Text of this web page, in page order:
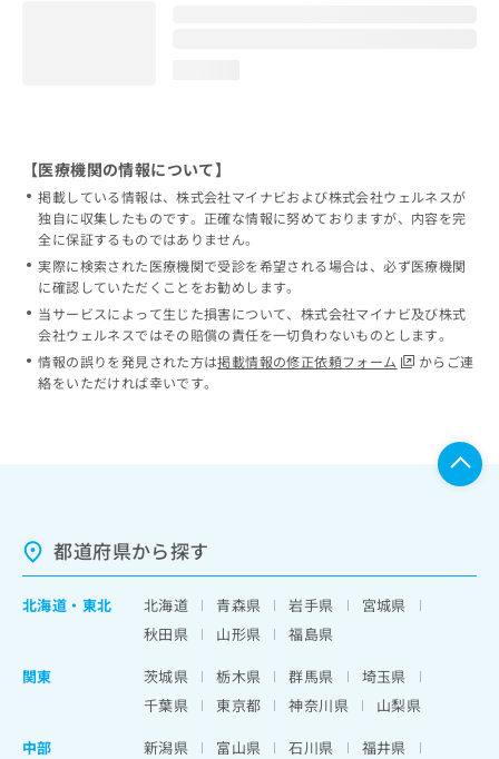
【医療機関の情報について】
掲載している情報は、株式会社マイナビおよび株式会社ウェルネスが
独自に収集したものです。正確な情報に努めておりますが、内容を完
全に保証するものではありません。
実際に検索された医療機関で受診を希望される場合は、必ず医療機関
に確認していただくことをお勧めします。
当サービスによって生じた損害について、株式会社マイナビ及び株式
会社ウェルネスではその賠償の責任を一切負わないものとします。
情報の誤りを発見された方は掲載情報の修正依頼フォーム
からご連
絡をいただければ幸いです。
都道府県から探す
北海道 ・ 東北 北海道 青森県 岩手県
宮城県
秋田県
山形県
福島県
関東
茨城県 栃木県 群馬県
埼玉県
千葉県
東京都 神奈川県
山梨県
中部
新潟県 富山県 石川県
福井県